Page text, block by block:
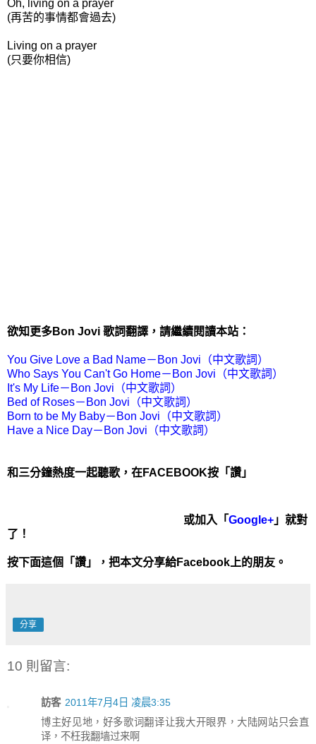
Oh, living on a prayer
(再苦的事情都會過去)
Living on a prayer
(只要你相信)
欲知更多Bon Jovi 歌詞翻譯，請繼續閱讀本站：
You Give Love a Bad Name－Bon Jovi（中文歌詞）
Who Says You Can't Go Home－Bon Jovi（中文歌詞）
It's My Life－Bon Jovi（中文歌詞）
Bed of Roses－Bon Jovi（中文歌詞）
Born to be My Baby－Bon Jovi（中文歌詞）
Have a Nice Day－Bon Jovi（中文歌詞）
和三分鐘熱度一起聽歌，在FACEBOOK按「讚」
或加入「Google+ 」就對
了！
按下面這個「讚」，把本文分享給Facebook上的朋友。
分享
10 則留言:
訪客 2011年7月4日 凌晨3:35
博主好见地，好多歌词翻译让我大开眼界，大陆网站只会直
译，不枉我翻墙过来啊